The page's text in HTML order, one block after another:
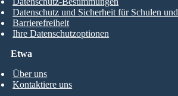
Etwa
Über uns
Kontaktiere uns
Datenschutz und Sicherheit für Schulen
Barrierefreiheit
Ihre Datenschutzoptionen